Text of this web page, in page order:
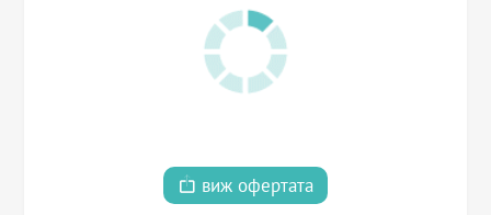
виж офертата